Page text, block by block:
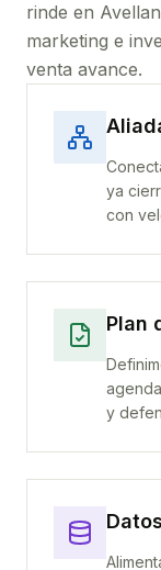
rinde en
marketing e
venta avance.
ya
con
Plan
y